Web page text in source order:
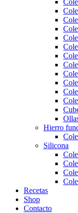
Hierro
Silicona
Recetas
Shop
Contacto